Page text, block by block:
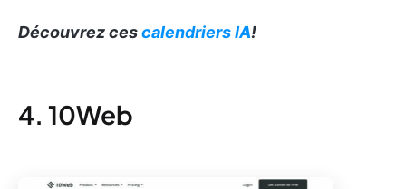
Découvrez cescalendriers IA!
4. 10Web